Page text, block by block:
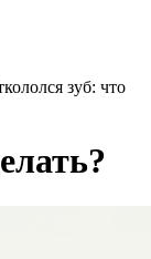
зуб: что